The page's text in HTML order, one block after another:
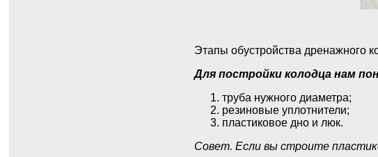
Этапы обустройства дренажного
Для постройки колодца нам
труба нужного диаметра;
резиновые уплотнители;
пластиковое дно и люк.
Совет. Если вы строите